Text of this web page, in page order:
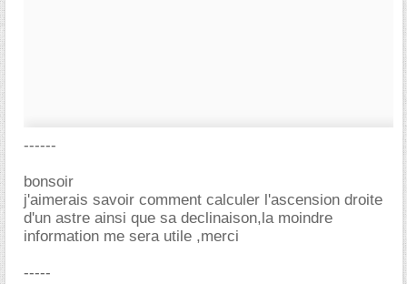
------
bonsoir
j'aimerais savoir comment calculer l'ascension droite
d'un astre ainsi que sa declinaison,la moindre
information me sera utile ,merci
-----